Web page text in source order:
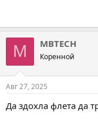
M MBTECH
Коренной
Авг 27, 2025
Да здохла флета да